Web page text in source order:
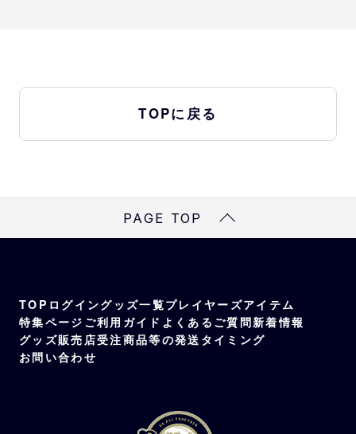
TOPに戻る
PAGE TOP
TOP ログイングッズ一覧プレイヤーズアイテム
特集ページ ご利用ガイド よくあるご質問新着情報
グッズ販売店受注商品等の発送タイミング
お問い合わせ